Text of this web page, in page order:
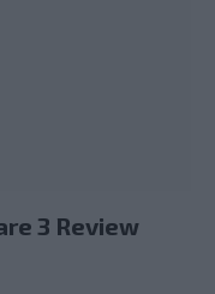
3 Review